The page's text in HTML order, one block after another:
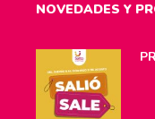
NOVEDADES Y